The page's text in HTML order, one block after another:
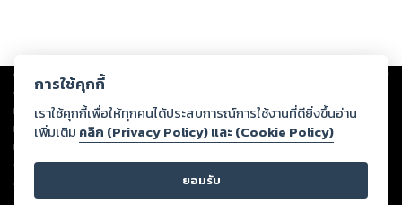
Copyright © 2026
ต่อผลงานหรือเนื้อหาใดที่อัปโหลดผ่านเว็บไซต์และปรากฏว่าละเมิดสิทธิใน
ทรัพย์สินทางปัญญาของบุคคลอื่นหรือขัดต่อกฎหมายและศีลธรรม ดังนั้น ผู้อ่าน
ทุกท่านโปรดใช้วิจารณญาณในการกลั่นกรองด้วยตนเอง และหากท่านพบว่าส่วน
หนึ่งส่วนใดขัดต่อกฎหมายและศีลธรรม กรุณาแจ้งมายังบริษัท เพื่อทีมงานจะได้
ดำเนินการในทันที ทั้งนี้ ทางสตอรี่ล็อกขอสงวนลิขสิทธิ์ตามพระราชบัญญัติ
ลิขสิทธิ์ พ.ศ. 2537 (ฉบับล่าสุด)
การใช้คุกกี้
เราใช้คุกกี้เพื่อให้ทุกคนได้ประสบการณ์การใช้งานที่ดียิ่งขึ้นอ่าน
เพิ่มเติม คลิก (Privacy Policy) และ (Cookie Policy)
ยอมรับ